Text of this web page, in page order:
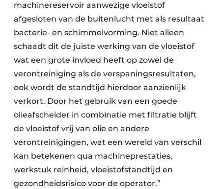
machinereservoir aanwezige vloeistof
afgesloten van de buitenlucht met als resultaat
bacterie- en schimmelvorming. Niet alleen
schaadt dit de juiste werking van de vloeistof
wat een grote invloed heeft op zowel de
verontreiniging als de verspaningsresultaten,
ook wordt de standtijd hierdoor aanzienlijk
verkort. Door het gebruik van een goede
olieafscheider in combinatie met filtratie blijft
de vloeistof vrij van olie en andere
verontreinigingen, wat een wereld van verschil
kan betekenen qua machineprestaties,
werkstuk reinheid, vloeistofstandtijd en
gezondheidsrisico voor de operator.”